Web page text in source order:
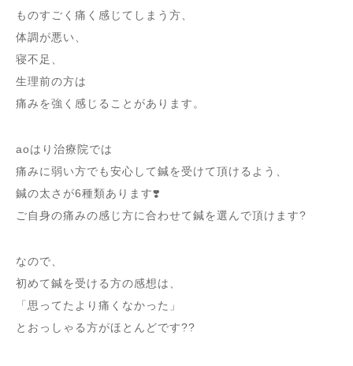
ものすごく痛く感じてしまう方、
体調が悪い、
寝不足、
生理前の方は
痛みを強く感じることがあります。
aoはり治療院では
痛みに弱い方でも安心して鍼を受けて頂けるよう、
鍼の太さが6種類あります❣️
ご自身の痛みの感じ方に合わせて鍼を選んで頂けます?
なので、
初めて鍼を受ける方の感想は、
「思ってたより痛くなかった」
とおっしゃる方がほとんどです??